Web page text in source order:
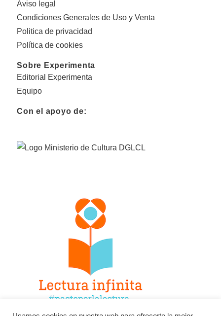
Aviso legal
Condiciones Generales de Uso y Venta
Politica de privacidad
Política de cookies
Sobre Experimenta
Editorial Experimenta
Equipo
Con el apoyo de: